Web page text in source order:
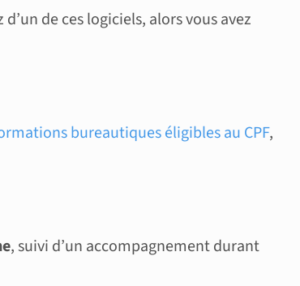
de ces logiciels, alors vous avez
bureautiques éligibles au CPF,
, suivi d’un accompagnement durant